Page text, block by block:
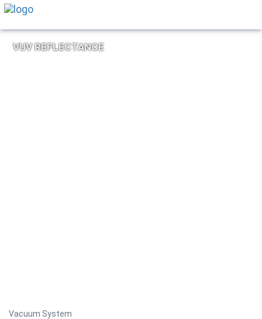
VUV REFLECTANCE
Vacuum System